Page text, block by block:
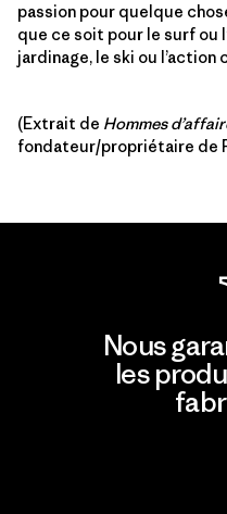
passion pour quelque
que ce soit pour le surf ou
jardinage, le ski ou l’action
(Extrait de Hommes
fondateur/propriétaire de
Nous
les